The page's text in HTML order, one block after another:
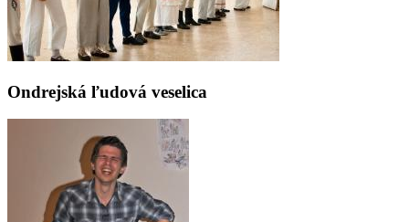
Ondrejská ľudová veselica